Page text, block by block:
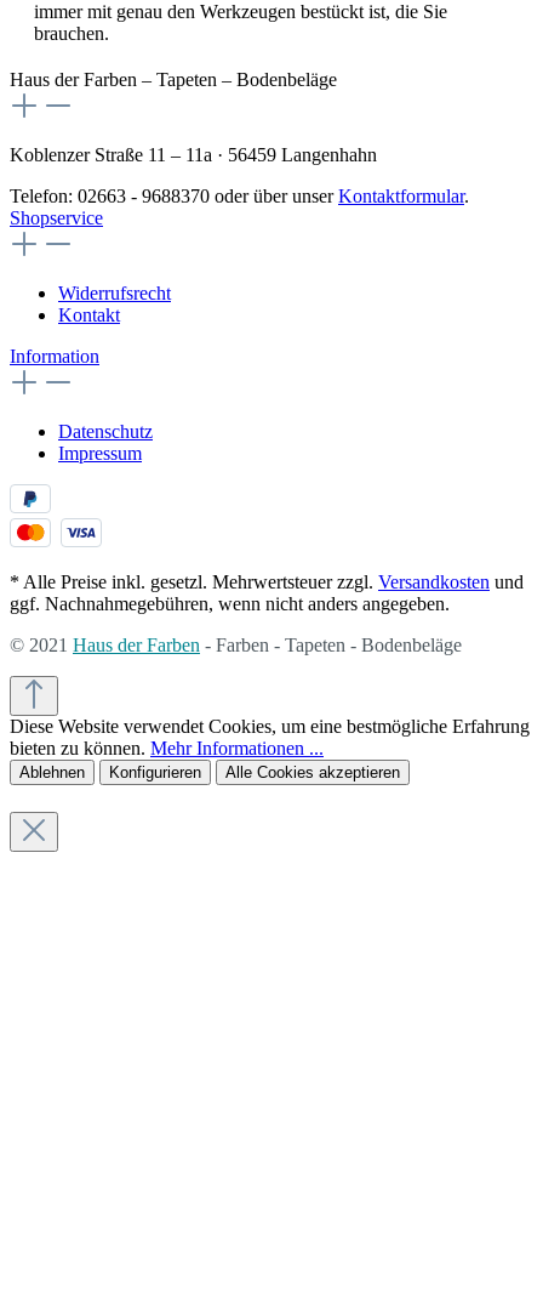
immer mit genau den Werkzeugen bestückt ist, die Sie
brauchen.
Haus der Farben – Tapeten – Bodenbeläge
Koblenzer Straße 11 – 11a · 56459 Langenhahn
Telefon: 02663 - 9688370 oder über unserKontaktformular.
Shopservice
Widerrufsrecht
Kontakt
Information
Datenschutz
Impressum
* Alle Preise inkl. gesetzl. Mehrwertsteuer zzgl. Versandkosten und
ggf. Nachnahmegebühren, wenn nicht anders angegeben.
© 2021 Haus der Farben - Farben - Tapeten - Bodenbeläge
Diese Website verwendet Cookies, um eine bestmögliche Erfahrung
bieten zu können. Mehr Informationen ...
Ablehnen Konfigurieren Alle Cookies akzeptieren